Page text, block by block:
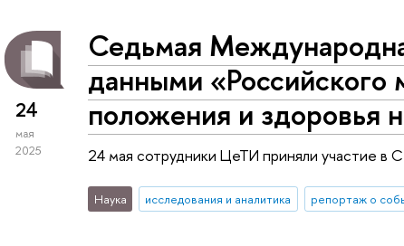
24
мая
2025
Седьмая
данными «Российского
положения и
24 мая сотрудники ЦеТИ приняли участие
Наука исследования и аналитика репортаж о